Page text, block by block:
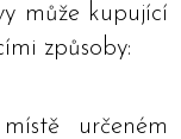
může kupující
způsoby:
určeném